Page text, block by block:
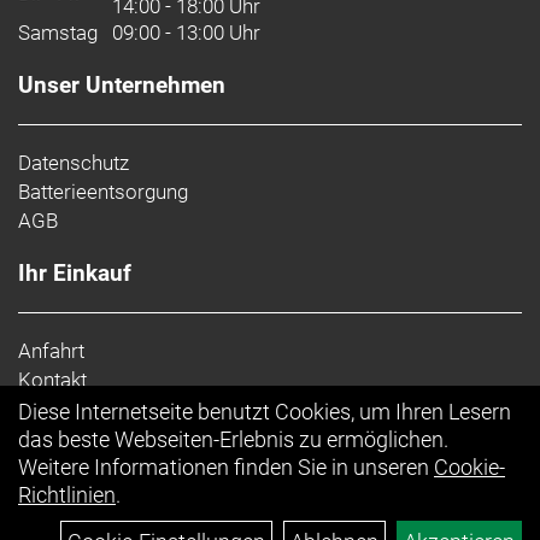
Max. Bremsscheibendu
Max. Bremsscheibendu
Reifen: Bontrager R4 320, 700 x 25 mm
Gabel: Speed Concept, Carbon, Aero-Profil, Bremse
und Vorbau integriert
Schaltwerk vorne: SRAM RED AXS E1, Anlötversion
Schaltwerk hinten: SRAM RED AXS E1, max. 36 Z.
an größtem Ritzel
Kurbelsatz: SRAM RED AXS E1, Powermeter,
48/35 Z., DUB, 170 mm Kurbelarmlänge
SRAM DUB, T47, mit Gewinde, innen gelagert
14:00 - 18:00 Uhr
Samstag 09:00 - 13:00 Uhr
Unser Unternehmen
Datenschutz
Batterieentsorgung
AGB
Ihr Einkauf
Anfahrt
Kontakt
Impressum
Top Artikel
Diese Internetseite benutzt Cookies, um Ihren Lesern
das beste Webseiten-Erlebnis zu ermöglichen.
Weitere Informationen finden Sie in unseren Cookie-
Richtlinien.